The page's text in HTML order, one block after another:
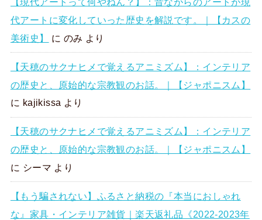
代アートに変化していった歴史を解説です。｜【カスの
美術史】
に のみ より
【天穂のサクナヒメで覚えるアニミズム】：インテリア
の歴史と、原始的な宗教観のお話。｜【ジャポニスム】
に kajikissa より
【天穂のサクナヒメで覚えるアニミズム】：インテリア
の歴史と、原始的な宗教観のお話。｜【ジャポニスム】
に シーマ より
【もう騙されない】ふるさと納税の『本当におしゃれ
な』家具・インテリア雑貨｜楽天返礼品《2022-2023年